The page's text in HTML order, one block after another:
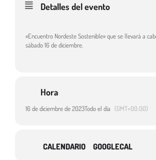
Detalles del evento
«Encuentro Nordeste Sostenible» que se llevará a
sábado 16 de diciembre.
Hora
16 de diciembre de 2023Todo el día (GMT+00:00)
CALENDARIO GOOGLECAL